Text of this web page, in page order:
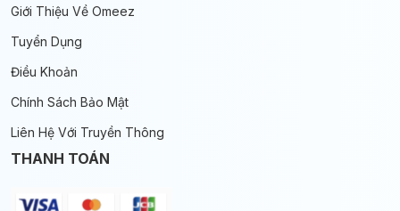
Giới Thiệu Về Omeez
Tuyển Dụng
Điều Khoản
Chính Sách Bảo Mật
Liên Hệ Với Truyền Thông
THANH TOÁN